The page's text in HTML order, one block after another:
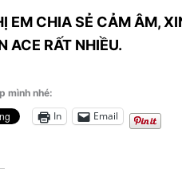
EM CHIA SẺ CẢM ÂM,
ACE RẤT NHIỀU.
mình nhé:
In Email